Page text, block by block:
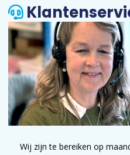
Wij zijn te bereiken op